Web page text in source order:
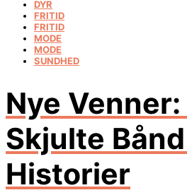
DYR
FRITID
FRITID
MODE
MODE
SUNDHED
Nye
Skjulte
Historier